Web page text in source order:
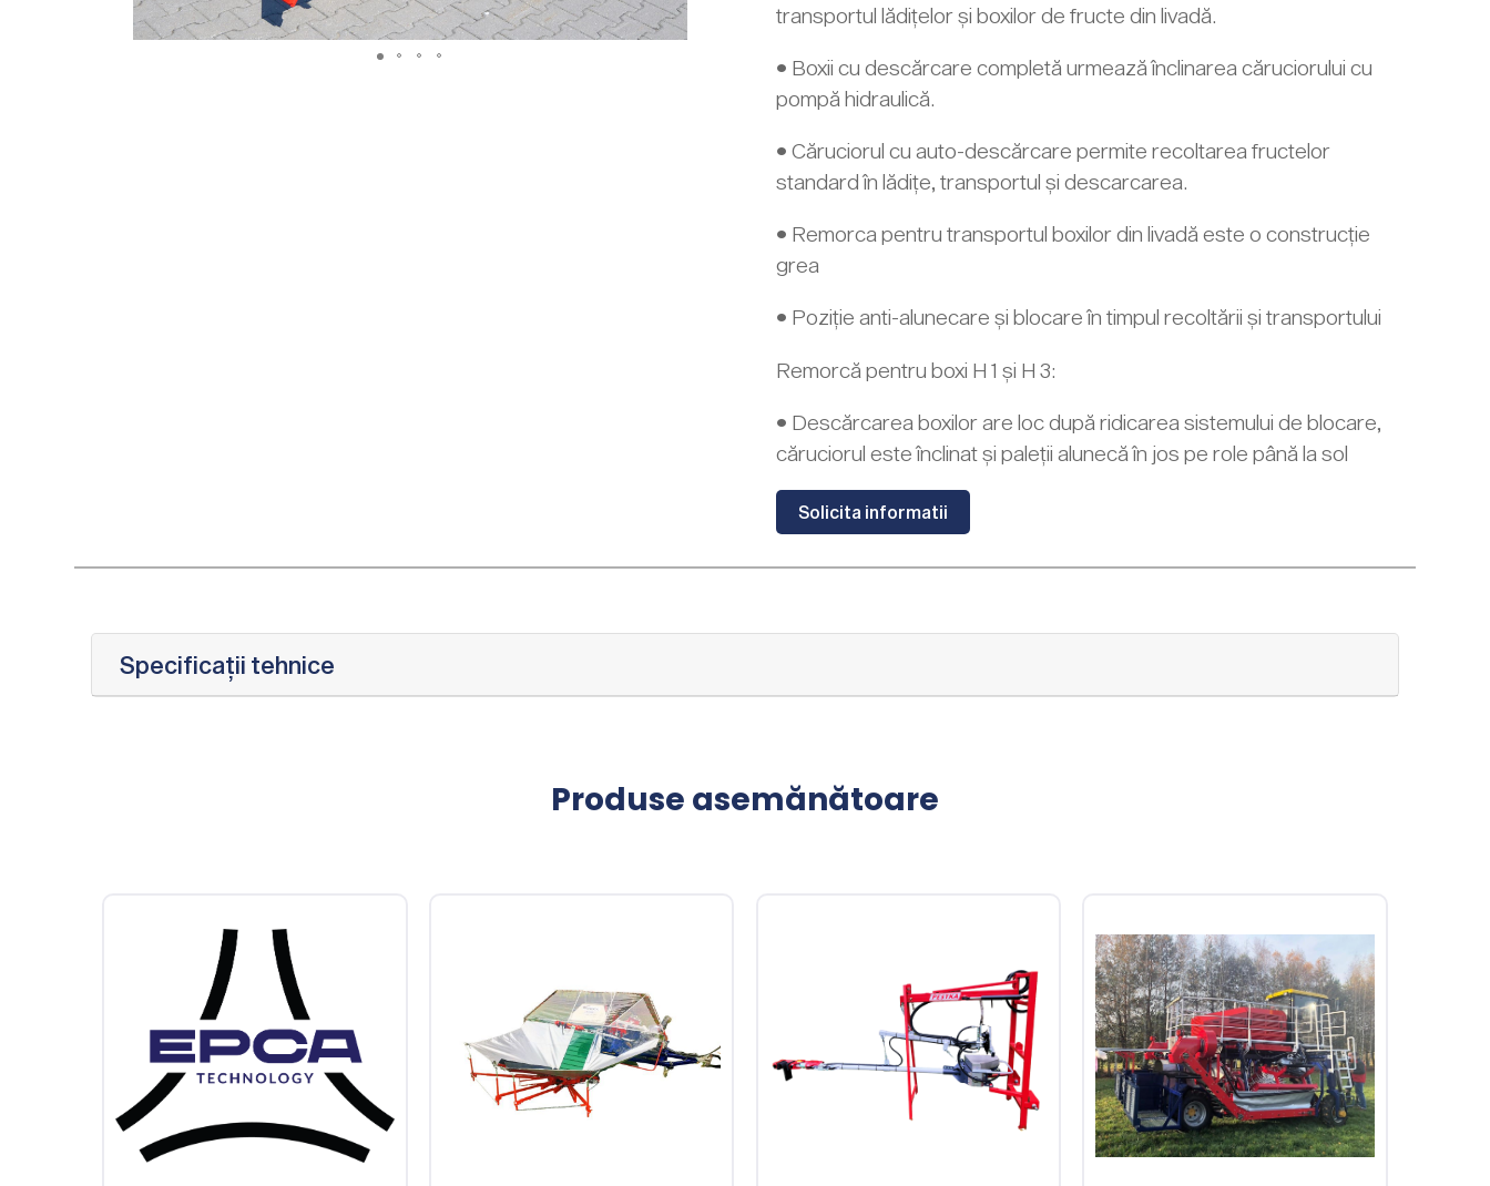
transportul lădițelor și boxilor de fructe din livadă.
• Boxii cu descărcare completă urmează înclinarea căruciorului cu
pompă hidraulică.
• Căruciorul cu auto-descărcare permite recoltarea fructelor
standard în lădițe, transportul și descarcarea.
• Remorca pentru transportul boxilor din livadă este o construcție
grea
• Poziție anti-alunecare și blocare în timpul recoltării și transportului
Remorcă pentru boxi H 1 și H 3:
• Descărcarea boxilor are loc după ridicarea sistemului de blocare,
căruciorul este înclinat și paleții alunecă în jos pe role până la sol
Solicita informatii
Specificații tehnice
Produse asemănătoare